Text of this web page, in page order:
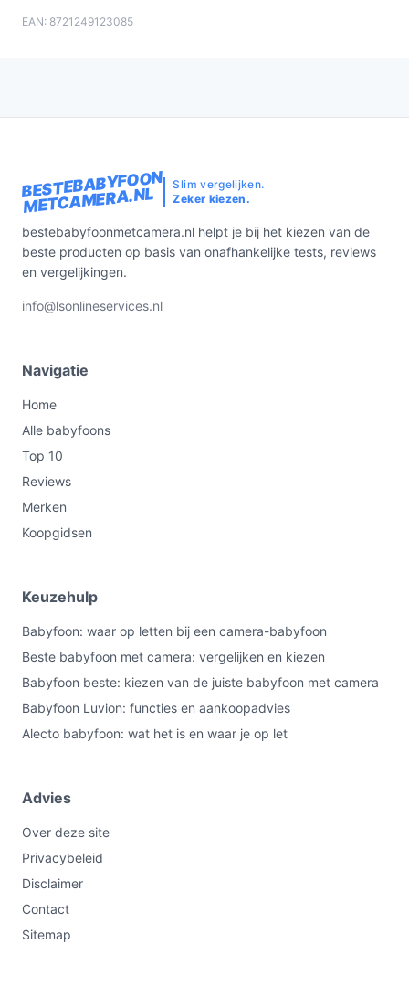
EAN: 8721249123085
BESTEBABYFOON
METCAMERA.NL
Slim vergelijken.
Zeker kiezen.
bestebabyfoonmetcamera.nl helpt je bij het kiezen van de
beste producten op basis van onafhankelijke tests, reviews
en vergelijkingen.
info@lsonlineservices.nl
Navigatie
Home
Alle babyfoons
Top 10
Reviews
Merken
Koopgidsen
Keuzehulp
Babyfoon: waar op letten bij een camera-babyfoon
Beste babyfoon met camera: vergelijken en kiezen
Babyfoon beste: kiezen van de juiste babyfoon met camera
Babyfoon Luvion: functies en aankoopadvies
Alecto babyfoon: wat het is en waar je op let
Advies
Over deze site
Privacybeleid
Disclaimer
Contact
Sitemap